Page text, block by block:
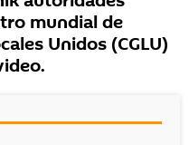
mundial de
Unidos (CGLU)